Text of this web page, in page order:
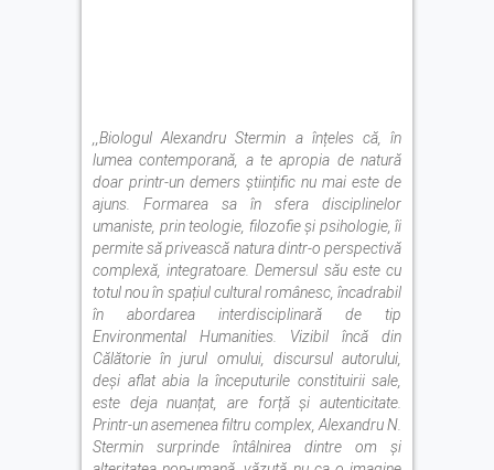
,,Biologul Alexandru Stermin a înțeles că, în
lumea contemporană, a te apropia de natură
doar printr-un demers științific nu mai este de
ajuns. Formarea sa în sfera disciplinelor
umaniste, prin teologie, filozofie și psihologie, îi
permite să privească natura dintr-o perspectivă
complexă, integratoare. Demersul său este cu
totul nou în spațiul cultural românesc, încadrabil
în abordarea interdisciplinară de tip
Environmental Humanities. Vizibil încă din
Călătorie în jurul omului, discursul autorului,
deși aflat abia la începuturile constituirii sale,
este deja nuanțat, are forță și autenticitate.
Printr-un asemenea filtru complex, Alexandru N.
Stermin surprinde întâlnirea dintre om și